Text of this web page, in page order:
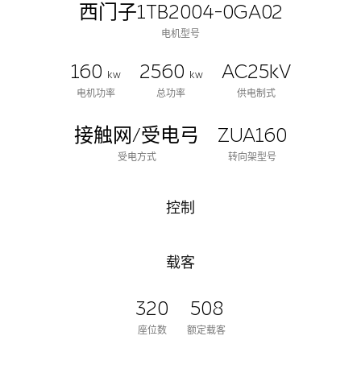
西门子1TB2004-0GA02
电机型号
160
kw
电机功率
2560
kw
总功率
AC25kV
供电制式
接触网/受电弓
受电方式
ZUA160
转向架型号
控制
载客
320
座位数
508
额定载客